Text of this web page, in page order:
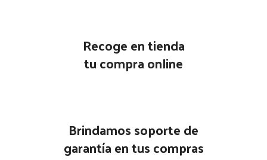
Recoge en tienda
tu compra online
Brindamos soporte de
garantía en tus compras